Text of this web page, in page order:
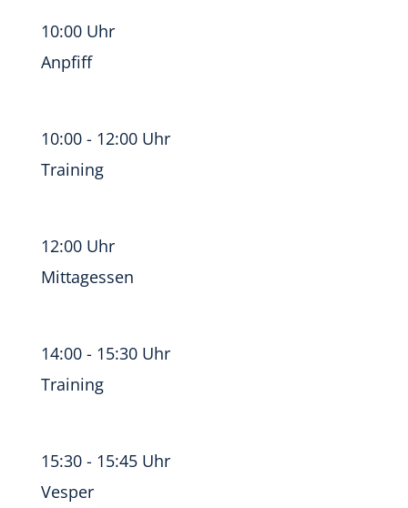
10:00 Uhr
Anpfiff
10:00 - 12:00 Uhr
Training
12:00 Uhr
Mittagessen
14:00 - 15:30 Uhr
Training
15:30 - 15:45 Uhr
Vesper